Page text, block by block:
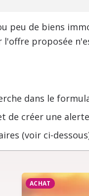
peu de biens
proposée
dans le
de créer une
(voir ci-
ACHAT